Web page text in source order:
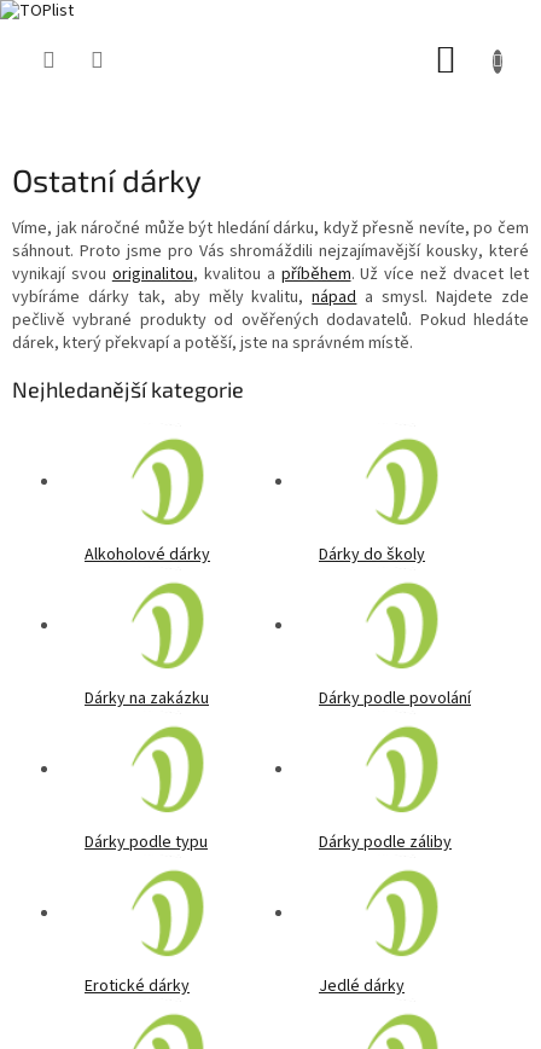
Ostatní dárky
Víme, jak náročné může být hledání dárku, když přesně nevíte, po čem
sáhnout. Proto jsme pro Vás shromáždili nejzajímavější kousky, které
vynikají svou originalitou, kvalitou a příběhem. Už více než dvacet let
vybíráme dárky tak, aby měly kvalitu,nápad a smysl. Najdete zde
pečlivě vybrané produkty od ověřených dodavatelů. Pokud hledáte
dárek, který překvapí a potěší, jste na správném místě.
Nejhledanější kategorie
Alkoholové dárky Dárky do školy
Dárky na zakázku Dárky podle povolání
Dárky podle typu Dárky podle záliby
Erotické dárky Jedlé dárky